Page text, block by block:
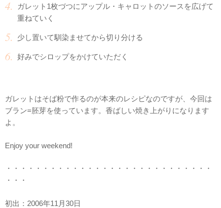
ガレット1枚づつにアップル・キャロットのソースを広げて
重ねていく
少し置いて馴染ませてから切り分ける
好みでシロップをかけていただく
ガレットはそば粉で作るのが本来のレシピなのですが、今回は
ブラン=胚芽を使っています。香ばしい焼き上がりになります
よ。
Enjoy your weekend!
・・・・・・・・・・・・・・・・・・・・・・・・・・・・
・・・
初出：2006年11月30日